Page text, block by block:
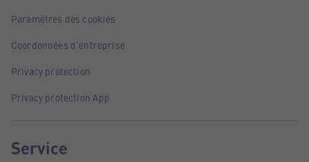
Paramètres des cookies
Coordonnées d'entreprise
Privacy protection
Privacy protection App
Service